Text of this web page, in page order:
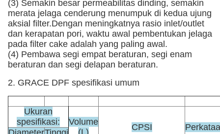
(3) Semakin besar permeabilitas dinding, semakin
merata jelaga cenderung menumpuk di kedua ujung
aksial filter.Dengan meningkatnya rasio inlet/outlet
dan kerapatan pori, waktu awal pembentukan jelaga
pada filter cake adalah yang paling awal.
(4) Pembawa segi empat beraturan, segi enam
beraturan dan segi delapan beraturan.
2. GRACE DPF spesifikasi umum
Ukuran
spesifikasi:
Volume
(L)
CPSI